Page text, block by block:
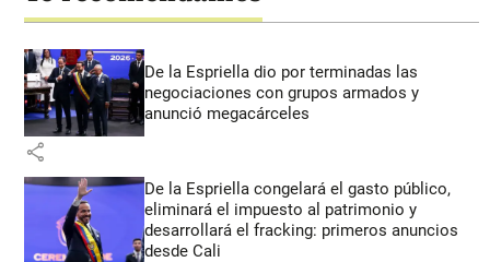
De la Espriella dio por terminadas las
negociaciones con grupos armados y
anunció megacárceles
share
De la Espriella congelará el gasto público,
eliminará el impuesto al patrimonio y
desarrollará el fracking: primeros anuncios
desde Cali